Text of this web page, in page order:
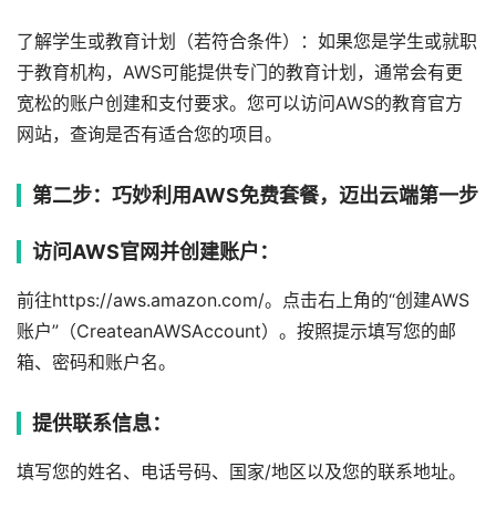
了解学生或教育计划（若符合条件）：如果您是学生或就职
于教育机构，AWS可能提供专门的教育计划，通常会有更
宽松的账户创建和支付要求。您可以访问AWS的教育官方
网站，查询是否有适合您的项目。
第二步：巧妙利用AWS免费套餐，迈出云端第一步
访问AWS官网并创建账户：
前往https://aws.amazon.com/。点击右上角的“创建AWS
账户”（CreateanAWSAccount）。按照提示填写您的邮
箱、密码和账户名。
提供联系信息：
填写您的姓名、电话号码、国家/地区以及您的联系地址。